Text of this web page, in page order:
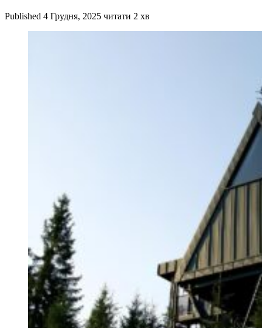
Published 4 Грудня, 2025 читати 2 хв